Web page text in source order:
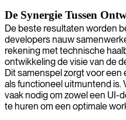
De Synergie Tussen
De beste resultaten worden
developers nauw
rekening met technische
ontwikkeling de visie van de
Dit samenspel zorgt voor
als functioneel uitmuntend is.
vaak nodig om zowel een UI-
te huren om een optimale